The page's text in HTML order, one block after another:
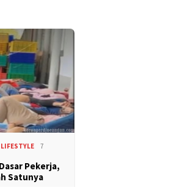
LIFESTYLE
7
Pekerja,
Satunya